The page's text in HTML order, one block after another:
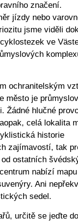
značení.
jízdy nebo
jsme viděli
ve
ochranitelským
město je
Žádné hlučné
celá lokalita
historie
zajímavostí, tak
ostatních
nabízí mapu
Ani
se­del.
určitě se jeďte do